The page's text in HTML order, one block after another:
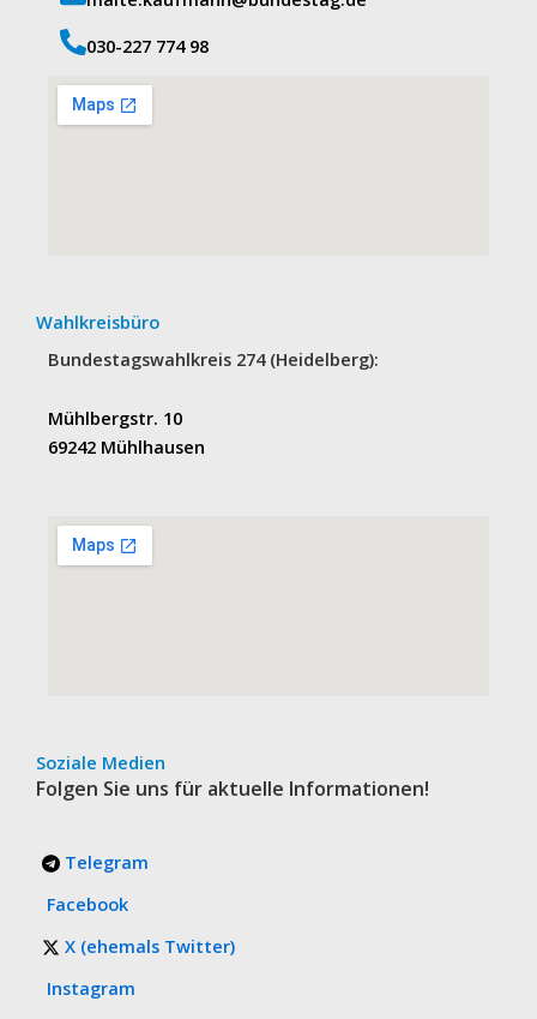
‭030-227 774 98‬
Wahlkreisbüro
Bundestagswahlkreis 274 (Heidelberg):
Mühlbergstr. 10
69242 Mühlhausen
Soziale Medien
Folgen Sie uns für aktuelle Informationen!
Telegram
Facebook
X (ehemals Twitter)
Instagram